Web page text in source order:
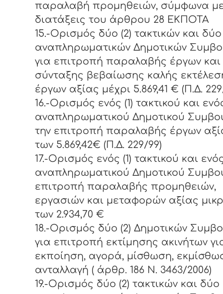
παραλαβή προμηθειών, σύμφωνα με
διατάξεις του άρθρου 28 ΕΚΠΟΤΑ
15.-Ορισμός δύο (2) τακτικών και δύο
αναπληρωματικών Δημοτικών
για επιτροπή παραλαβής έργων και
σύνταξης βεβαίωσης καλής
έργων αξίας μέχρι 5.869,41 € (Π.Δ.
16.-Ορισμός ενός (1) τακτικού και
αναπληρωματικού Δημοτικού
την επιτροπή παραλαβής έργων
των 5.869,42€ (Π.Δ. 229/99)
17.-Ορισμός ενός (1) τακτικού και
αναπληρωματικού Δημοτικού
επιτροπή παραλαβής προμηθειών,
εργασιών και μεταφορών αξίας
των 2.934,70 €
18.-Ορισμός δύο (2) Δημοτικών
για επιτροπή εκτίμησης ακινήτων
εκποίηση, αγορά, μίσθωση,
ανταλλαγή ( άρθρ. 186 Ν. 3463/2006)
19.-Ορισμός δύο (2) τακτικών και δύο